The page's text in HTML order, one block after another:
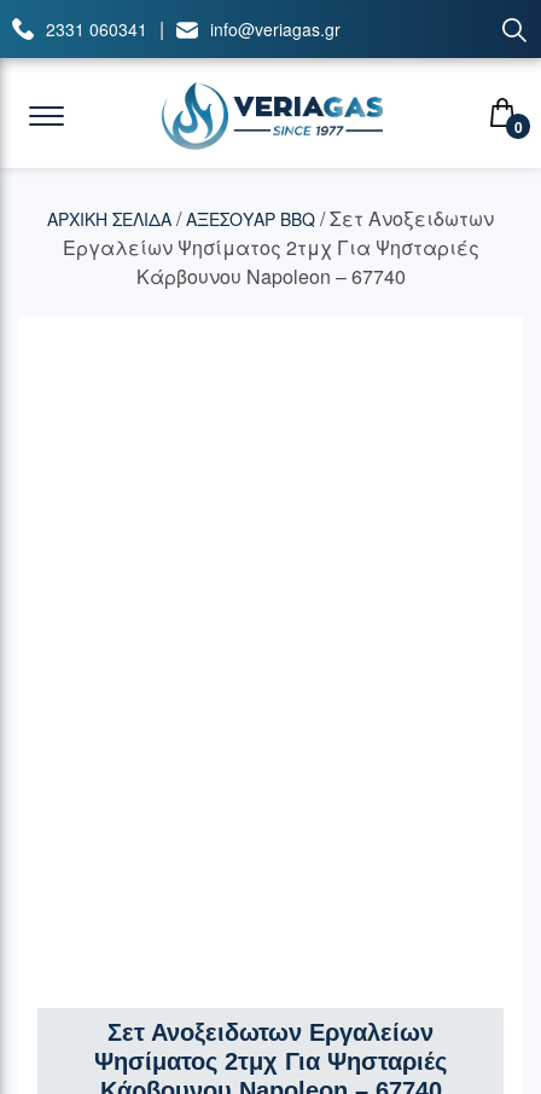
2331 060341 | info@veriagas.gr
0
ΑΡΧΙΚΉ ΣΕΛΊΔΑ /ΑΞΕΣΟΥΑΡ BBQ / Σετ Ανοξειδωτων
Εργαλείων Ψησίματος 2τμχ Για Ψησταριές
Κάρβουνου Napoleon – 67740
Σετ Ανοξειδωτων Εργαλείων
Ψησίματος 2τμχ Για Ψησταριές